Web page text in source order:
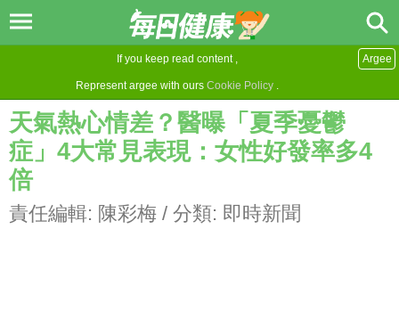
If you keep read content ,
Represent argee with ours Cookie Policy .
Argee
天氣熱心情差？醫曝「夏季憂鬱
症」4大常見表現：女性好發率多4
倍
責任編輯: 陳彩梅 / 分類: 即時新聞